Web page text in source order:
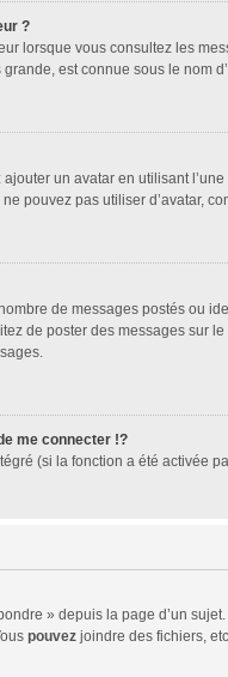
?
lorsque vous consultez les
est connue sous le nom
un avatar en utilisant
pouvez pas utiliser d’avatar,
de messages postés ou
de poster des messages
me connecter !?
(si la fonction a été activée
» depuis la page d’un
pouvez joindre des fichiers,